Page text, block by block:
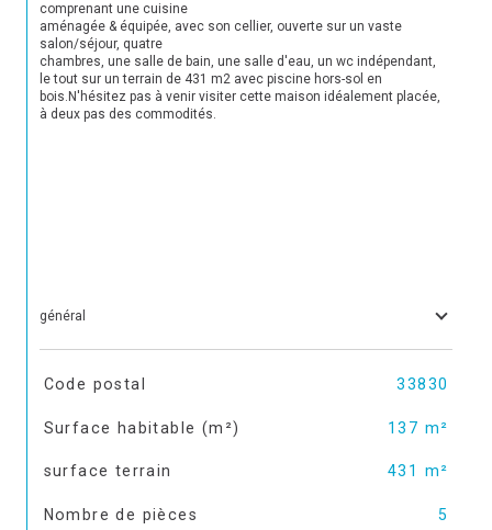
comprenant une cuisine
aménagée & équipée, avec son cellier, ouverte sur un vaste
salon/séjour, quatre
chambres, une salle de bain, une salle d'eau, un wc indépendant,
le tout sur un terrain de 431 m2 avec piscine hors-sol en
bois.N'hésitez pas à venir visiter cette maison idéalement placée,
à deux pas des commodités.
général
TRAD_SIROCCO_Caracteristique
Code postal 33830
Surface habitable (m²) 137 m²
surface terrain 431 m²
Nombre de pièces 5